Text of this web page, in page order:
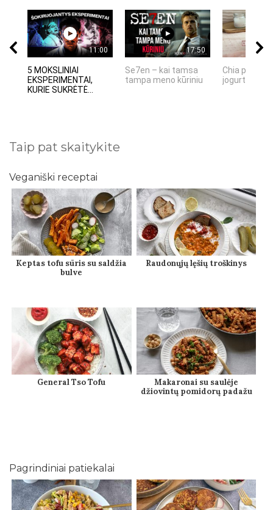
11:00
5 MOKSLINIAI
EKSPERIMENTAI,
KURIE SUKRĖTĖ...
17:50
Se7en – kai tamsa
tampa meno kūriniu
Chia
jogurtu
Taip pat skaitykite
Veganiški receptai
Keptas tofu sūris su saldžia
bulve
Raudonųjų lęšių troškinys
General Tso Tofu
Makaronai su saulėje
džiovintų pomidorų padažu
Pagrindiniai patiekalai